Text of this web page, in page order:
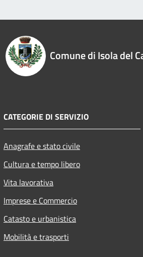
Comune di Isola del
CATEGORIE DI SERVIZIO
Anagrafe e stato civile
Cultura e tempo libero
Vita lavorativa
Imprese e Commercio
Catasto e urbanistica
Mobilità e trasporti